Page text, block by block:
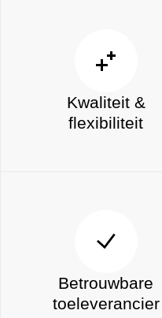
Kwaliteit &
flexibiliteit
Betrouwbare
toeleverancier